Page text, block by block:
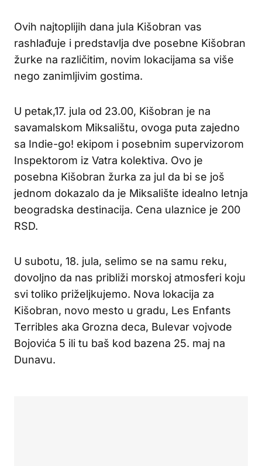
Ovih najtoplijih dana jula Kišobran vas
rashlađuje i predstavlja dve posebne Kišobran
žurke na različitim, novim lokacijama sa više
nego zanimljivim gostima.
U petak,17. jula od 23.00, Kišobran je na
savamalskom Miksalištu, ovoga puta zajedno
sa Indie-go! ekipom i posebnim supervizorom
Inspektorom iz Vatra kolektiva. Ovo je
posebna Kišobran žurka za jul da bi se još
jednom dokazalo da je Miksalište idealno letnja
beogradska destinacija. Cena ulaznice je 200
RSD.
U subotu, 18. jula, selimo se na samu reku,
dovoljno da nas približi morskoj atmosferi koju
svi toliko priželjkujemo. Nova lokacija za
Kišobran, novo mesto u gradu, Les Enfants
Terribles aka Grozna deca, Bulevar vojvode
Bojovića 5 ili tu baš kod bazena 25. maj na
Dunavu.